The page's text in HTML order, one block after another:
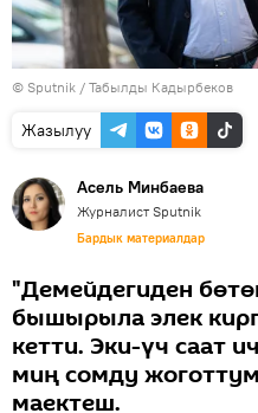
© Sputnik / Табылды Кадырбеков
Жазылуу
Асель Минбаева
Журналист Sputnik
Бардык материалдар
"Демейдегиден
бышырыла элек
кетти. Эки-үч саат
миң сомду
маектеш.